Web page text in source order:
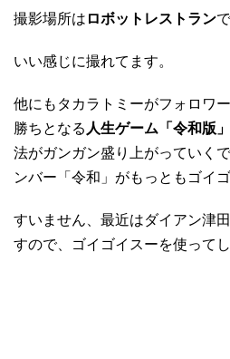
撮影場所は ロボットレストラン
いい感じに撮れてます。
他にもタカラトミーがフォロワ
勝ちとなる 人生ゲーム「令和版」
法がガンガン盛り上がっていく
ンバー「令和」がもっともゴイ
すいません、最近はダイアン津
すので、ゴイゴイスーを使ってし